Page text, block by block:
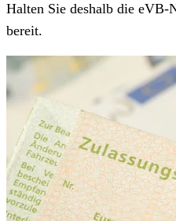
Halten Sie deshalb die eVB-
bereit.